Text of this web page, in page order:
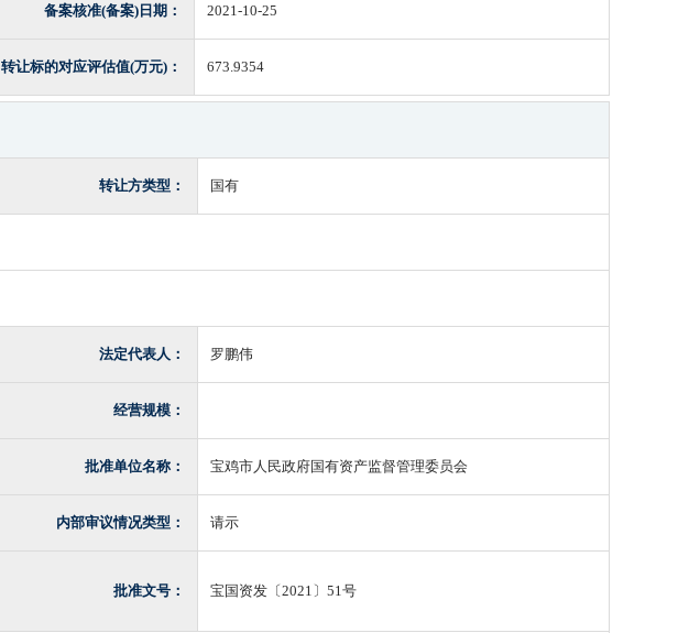
备案核准(备案)日期： 2021-10-25
转让标的对应评估值(万元)： 673.9354
转让方类型： 国有
法定代表人： 罗鹏伟
经营规模：
批准单位名称： 宝鸡市人民政府国有资产监督管理委员会
内部审议情况类型： 请示
批准文号： 宝国资发〔2021〕51号